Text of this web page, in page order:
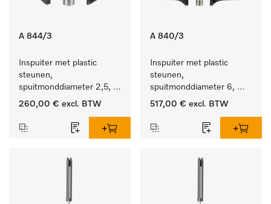
A 844/3
Inspuiter met plastic
steunen,
spuitmonddiameter 2,5,
lengte 80 mm, 20 stuks.
260,00 € excl. BTW
A 840/3
Inspuiter met plastic
steunen,
spuitmonddiameter 6,
lengte 130 mm, 20 stuks.
517,00 € excl. BTW